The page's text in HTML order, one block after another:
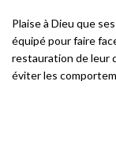
Plaise à Dieu que
équipé pour faire
restauration de leur
éviter les